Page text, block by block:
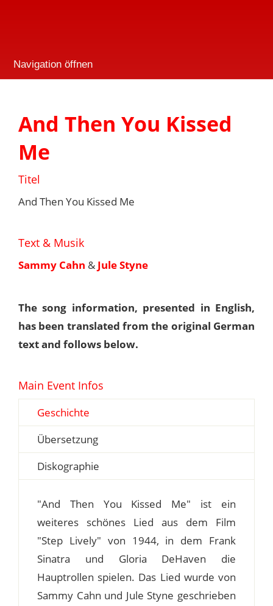
Navigation öffnen
And Then You Kissed
Me
Titel
And Then You Kissed Me
Text & Musik
Sammy Cahn & Jule Styne
The song information, presented in English,
has been translated from the original German
text and follows below.
Main Event Infos
Geschichte
Übersetzung
Diskographie
"And Then You Kissed Me" ist ein
weiteres schönes Lied aus dem Film
"Step Lively" von 1944, in dem Frank
Sinatra und Gloria DeHaven die
Hauptrollen spielen. Das Lied wurde von
Sammy Cahn und Jule Styne geschrieben